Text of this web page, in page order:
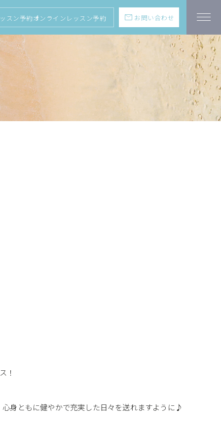
スン予約オンラインレッスン予約 mail お問い合わせ
！
身ともに健やかで充実した日々を送れますように♪